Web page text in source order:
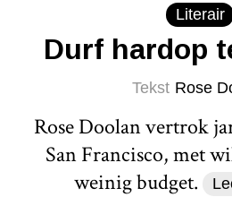
Literair
Durf hardop
Tekst Rose
Rose Doolan vertrok
San Francisco, met
weinig budget.